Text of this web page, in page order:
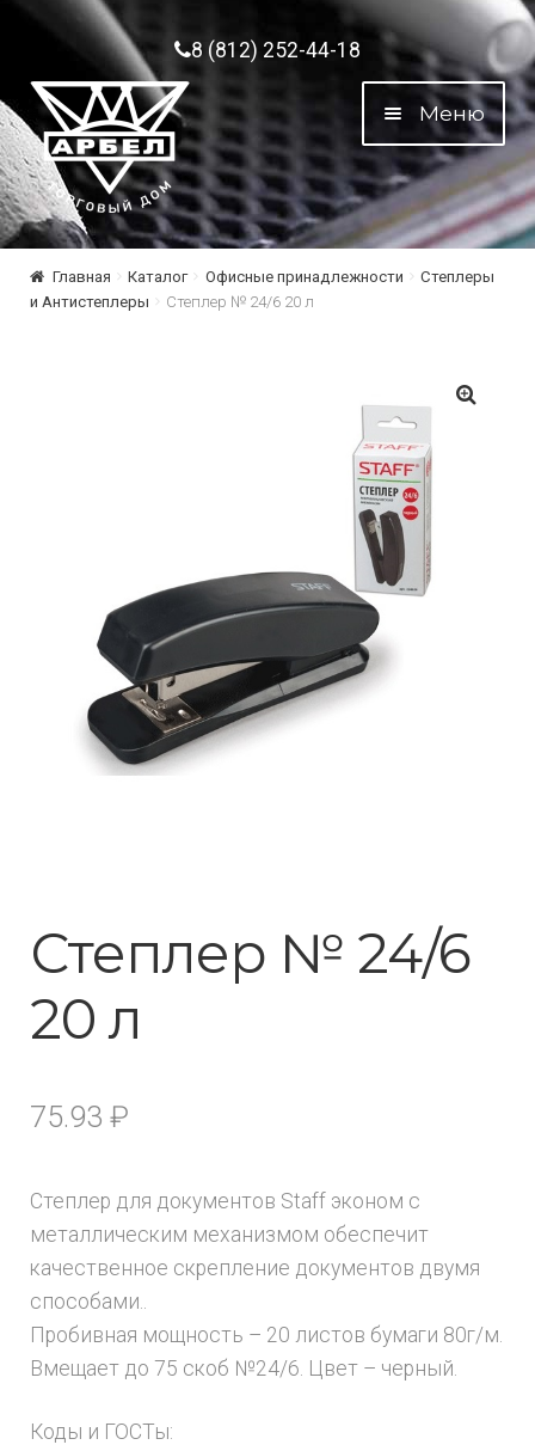
Перейти к навигации
Перейти к содержимому8 (812) 252-44-18
Меню
Главная Каталог Офисные принадлежности
Степлеры
и Антистеплеры
Степлер № 24/6 20 л
Степлер № 24/6
20 л
75.93 ₽
Степлер для документов Staff эконом с
металлическим механизмом обеспечит
качественное скрепление документов двумя
способами..
Пробивная мощность – 20 листов бумаги 80г/м.
Вмещает до 75 скоб №24/6. Цвет – черный.
Коды и ГОСТы: